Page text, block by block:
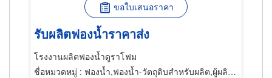
ขอใบเสนอราคา
รับผลิตฟองน้ำราคาส่ง
โรงงานผลิตฟองน้ำดูราโฟม
ชื่อหมวดหมู่ : ฟองน้ำ,ฟองน้ำ-วัตถุดิบสำหรับผลิต,ผู้ผลิตเฟอร์นิเจอร์